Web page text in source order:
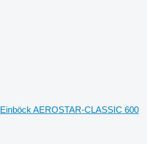
Einböck AEROSTAR-CLASSIC 600